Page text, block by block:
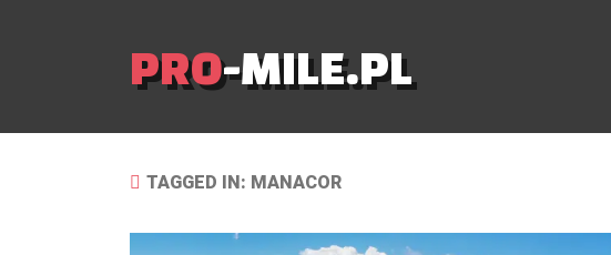
PRO-MILE.PL
TAGGED IN: MANACOR